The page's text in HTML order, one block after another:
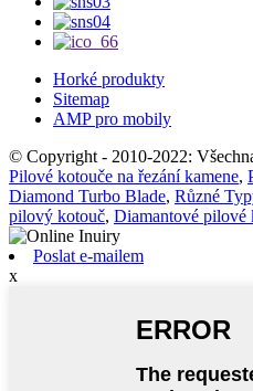
Horké produkty
Sitemap
AMP pro mobily
© Copyright - 2010-2022:
Pilové kotouče na řezání kamene,
Diamond Turbo Blade, Různé
pilový kotouč, Diamantové pilové
Poslat e-mailem
x